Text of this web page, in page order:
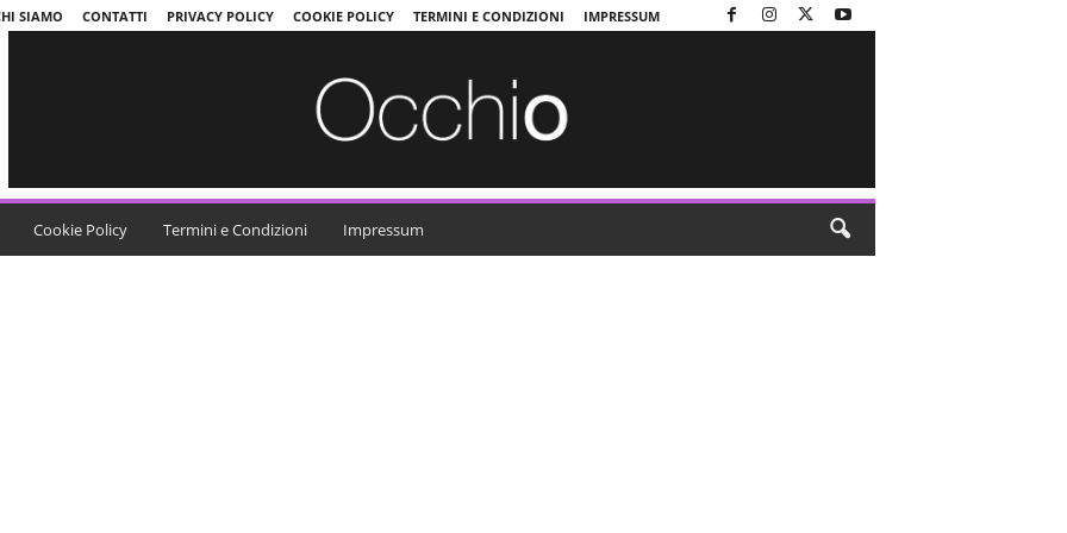
SIAMO CONTATTI PRIVACY POLICY COOKIE POLICY TERMINI E CONDIZIONI IMPRESSUM
Cookie Policy Termini e Condizioni Impressum